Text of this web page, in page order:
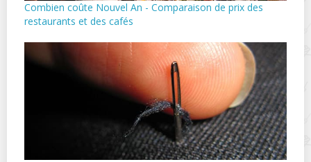
Combien coûte Nouvel An - Comparaison de prix des
restaurants et des cafés